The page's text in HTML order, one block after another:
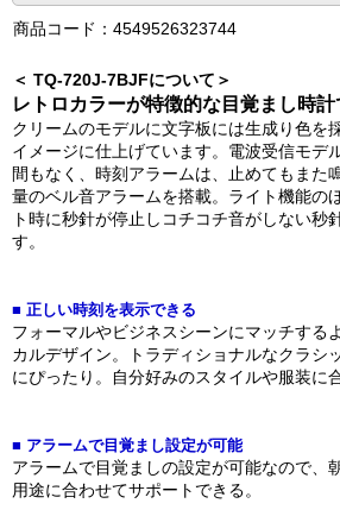
商品コード：4549526323744
＜ TQ-720J-7BJFについて＞
レトロカラーが特徴的な目覚まし時計
クリームのモデルに文字板には生成り色を
イメージに仕上げています。電波受信モデ
間もなく、時刻アラームは、止めてもまた
量のベル音アラームを搭載。ライト機能の
ト時に秒針が停止しコチコチ音がしない秒
す。
■ 正しい時刻を表示できる
フォーマルやビジネスシーンにマッチする
カルデザイン。トラディショナルなクラシ
にぴったり。自分好みのスタイルや服装に
■ アラームで目覚まし設定が可能
アラームで目覚ましの設定が可能なので、
用途に合わせてサポートできる。